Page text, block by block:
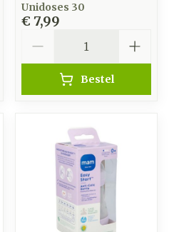
Unidoses 30
€ 7,99
Bestel